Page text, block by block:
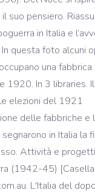
suo pensiero.
in Italia e
questa foto alcuni
una fabbrica
1920. In 3 libraries.
elezioni del 1921
delle fabbriche e
segnarono in Italia la
Attività e
(1942-45)
L'Italia del